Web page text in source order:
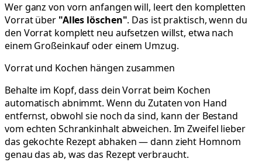
Wer ganz von vorn anfangen will, leert den kompletten
Vorrat über "Alles löschen". Das ist praktisch, wenn du
den Vorrat komplett neu aufsetzen willst, etwa nach
einem Großeinkauf oder einem Umzug.
Vorrat und Kochen hängen zusammen
Behalte im Kopf, dass dein Vorrat beim Kochen
automatisch abnimmt. Wenn du Zutaten von Hand
entfernst, obwohl sie noch da sind, kann der Bestand
vom echten Schrankinhalt abweichen. Im Zweifel lieber
das gekochte Rezept abhaken — dann zieht Homnom
genau das ab, was das Rezept verbraucht.